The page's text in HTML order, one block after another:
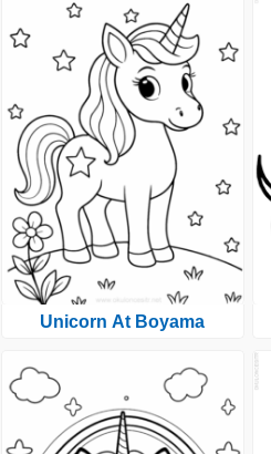
Unicorn At Boyama